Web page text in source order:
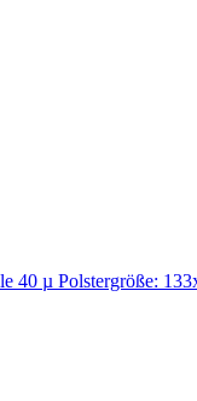
40 µ Polstergröße: